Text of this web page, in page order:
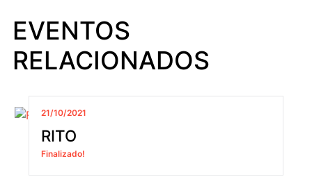
EVENTOS
RELACIONADOS
21/10/2021
RITO
Finalizado!